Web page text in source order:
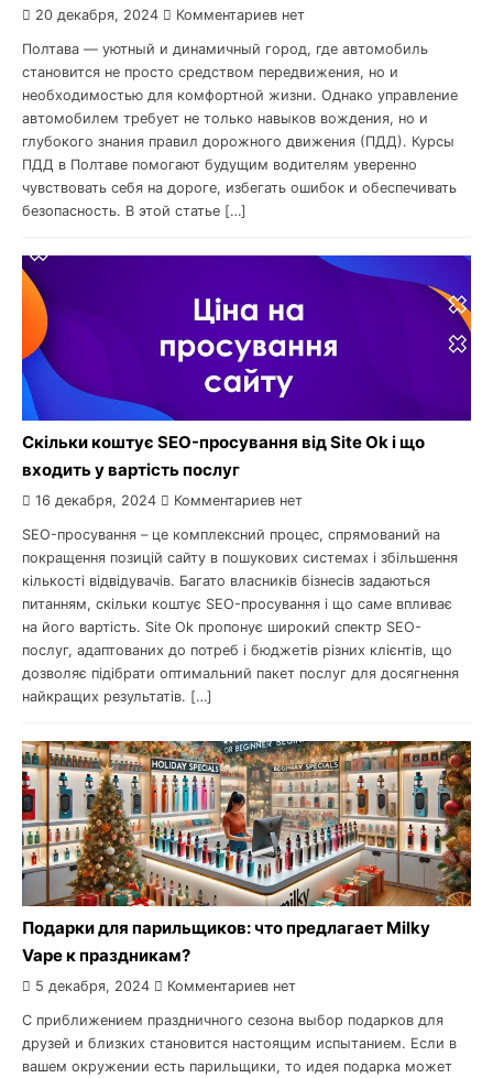
20 декабря, 2024 Комментариев нет
Полтава — уютный и динамичный город, где автомобиль
становится не просто средством передвижения, но и
необходимостью для комфортной жизни. Однако управление
автомобилем требует не только навыков вождения, но и
глубокого знания правил дорожного движения (ПДД). Курсы
ПДД в Полтаве помогают будущим водителям уверенно
чувствовать себя на дороге, избегать ошибок и обеспечивать
безопасность. В этой статье […]
Скільки коштує SEO-просування від Site Ok і що
входить у вартість послуг
16 декабря, 2024 Комментариев нет
SEO-просування – це комплексний процес, спрямований на
покращення позицій сайту в пошукових системах і збільшення
кількості відвідувачів. Багато власників бізнесів задаються
питанням, скільки коштує SEO-просування і що саме впливає
на його вартість. Site Ok пропонує широкий спектр SEO-
послуг, адаптованих до потреб і бюджетів різних клієнтів, що
дозволяє підібрати оптимальний пакет послуг для досягнення
найкращих результатів. […]
Подарки для парильщиков: что предлагает Milky
Vape к праздникам?
5 декабря, 2024 Комментариев нет
С приближением праздничного сезона выбор подарков для
друзей и близких становится настоящим испытанием. Если в
вашем окружении есть парильщики, то идея подарка может